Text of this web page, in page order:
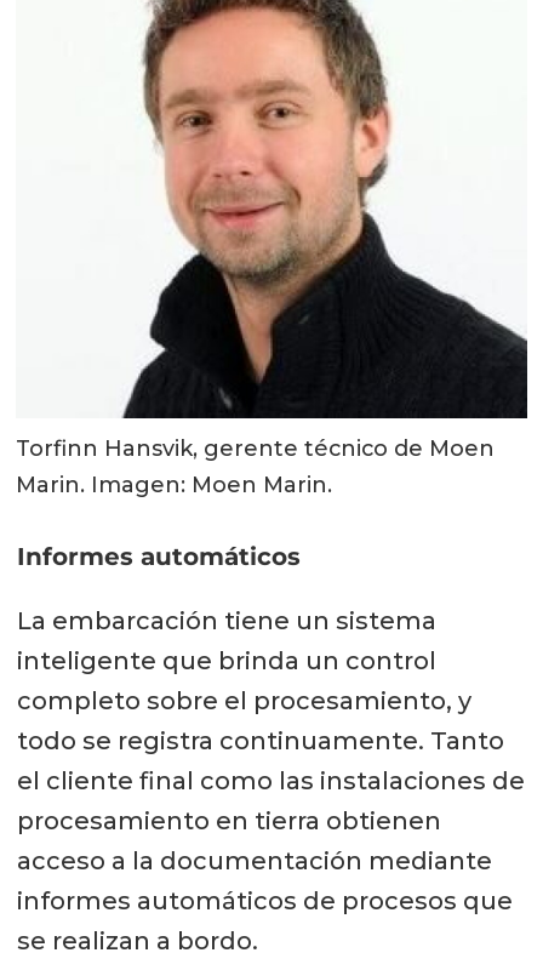
Torfinn Hansvik, gerente técnico de Moen
Marin. Imagen: Moen Marin.
Informes automáticos
La embarcación tiene un sistema
inteligente que brinda un control
completo sobre el procesamiento, y
todo se registra continuamente. Tanto
el cliente final como las instalaciones de
procesamiento en tierra obtienen
acceso a la documentación mediante
informes automáticos de procesos que
se realizan a bordo.